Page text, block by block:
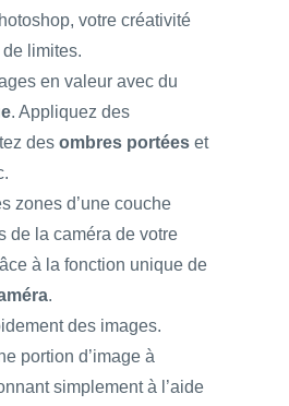
votre créativité
limites.
en valeur avec du
. Appliquez des
des ombres portées et
zones d’une couche
de la caméra de votre
à la fonction unique de
.
des images.
portion d’image à
simplement à l’aide